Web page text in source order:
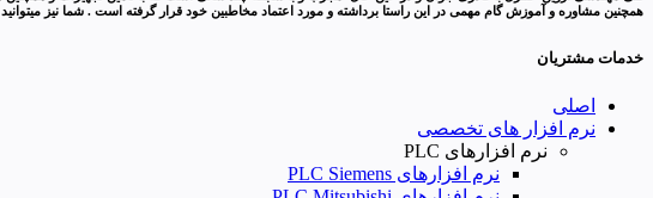
همچنین مشاوره و آموزش گام مهمی در این راستا برداشته و مورد اعتماد مخاطبین خود قرار گرفته است . شما نیز
خدمات مشتریان
اصلی
نرم افزار های تخصصی
نرم افزارهای PLC
نرم افزارهای PLC Siemens